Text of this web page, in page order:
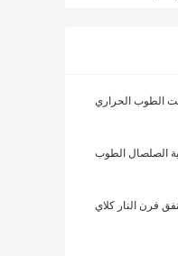
الطوب الحراري
الصلصال الطوب
فرن النار كلاي